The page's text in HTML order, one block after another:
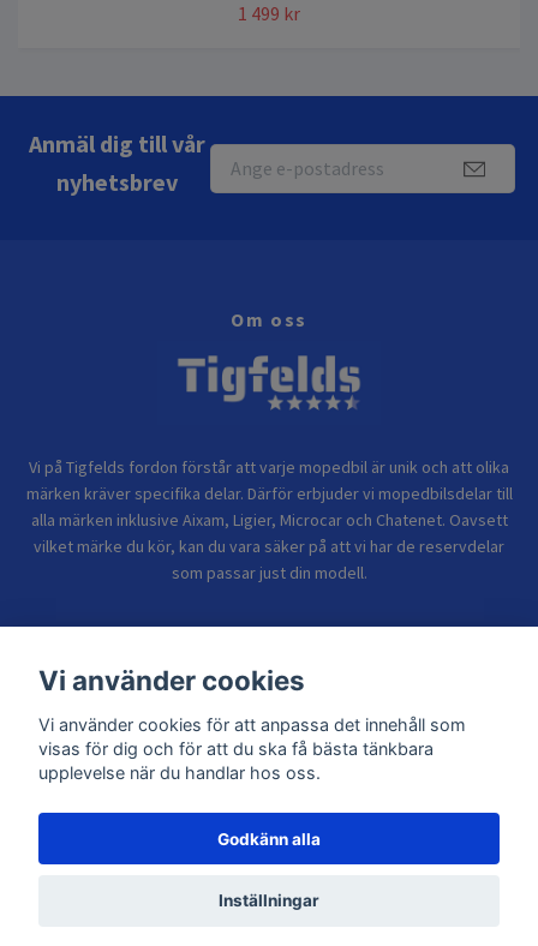
1 499 kr
Anmäl dig till vår
nyhetsbrev
Om oss
Vi på Tigfelds fordon förstår att varje mopedbil är unik och att olika
märken kräver specifika delar. Därför erbjuder vi mopedbilsdelar till
alla märken inklusive Aixam, Ligier, Microcar och Chatenet. Oavsett
vilket märke du kör, kan du vara säker på att vi har de reservdelar
som passar just din modell.
Sidor
© 2026 TIGFELDS FORDON
Vi använder cookies
Vi använder cookies för att anpassa det innehåll som
visas för dig och för att du ska få bästa tänkbara
upplevelse när du handlar hos oss.
Godkänn alla
Inställningar